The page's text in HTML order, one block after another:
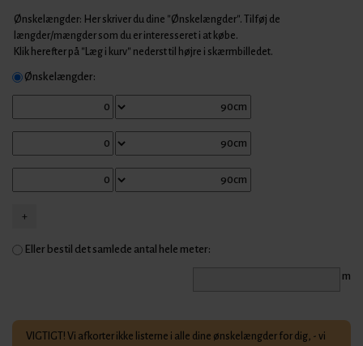
Ønskelængder: Her skriver du dine "Ønskelængder". Tilføj de
længder/mængder som du er interesseret i at købe.
Klik herefter på "Læg i kurv" nederst til højre i skærmbilledet.
Ønskelængder:
Eller bestil det samlede antal hele meter:
m
VIGTIGT! Vi afkorter ikke listerne i alle dine ønskelængder for dig, - vi